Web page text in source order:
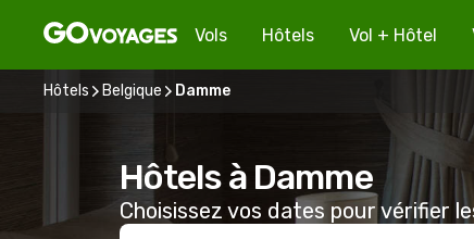
Vols Hôtels Vol + Hôtel
Hôtels Belgique Damme
Hôtels à Damme
Choisissez vos dates pour vérifier